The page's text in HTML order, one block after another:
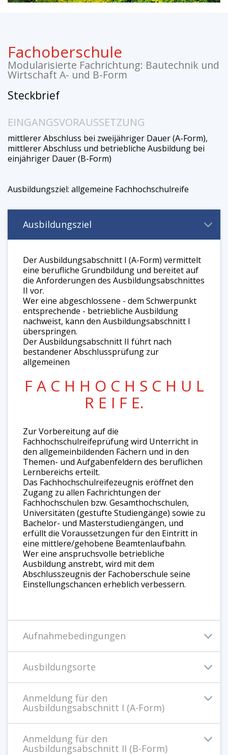
Fachoberschule
Modularisierte Fachrichtung: Bautechnik und
Wirtschaft A- und B-Form
Steckbrief
EINGANGSVORAUSSETZUNG
mittlerer Abschluss bei zweijähriger Dauer (A-Form),
mittlerer Abschluss und betriebliche Ausbildung bei
einjähriger Dauer (B-Form)
Ausbildungsziel: allgemeine Fachhochschulreife
Ausbildungsziel
Der Ausbildungsabschnitt I (A-Form) vermittelt
eine berufliche Grundbildung und bereitet auf
die Anforderungen des Ausbildungsabschnittes
II vor.
Wer eine abgeschlossene - dem Schwerpunkt
entsprechende - betriebliche Ausbildung
nachweist, kann den Ausbildungsabschnitt I
überspringen.
Der Ausbildungsabschnitt II führt nach
bestandener Abschlussprüfung zur
allgemeinen
F A C H H O C H S C H U L
R E I F E.
Zur Vorbereitung auf die
Fachhochschulreifeprüfung wird Unterricht in
den allgemeinbildenden Fächern und in den
Themen- und Aufgabenfeldern des beruflichen
Lernbereichs erteilt.
Das Fachhochschulreifezeugnis eröffnet den
Zugang zu allen Fachrichtungen der
Fachhochschulen bzw. Gesamthochschulen,
Universitäten (gestufte Studiengänge) sowie zu
Bachelor- und Masterstudiengängen, und
erfüllt die Voraussetzungen für den Eintritt in
eine mittlere/gehobene Beamtenlaufbahn.
Wer eine anspruchsvolle betriebliche
Ausbildung anstrebt, wird mit dem
Abschlusszeugnis der Fachoberschule seine
Einstellungschancen erheblich verbessern.
Aufnahmebedingungen
Ausbildungsorte
Anmeldung für den
Ausbildungsabschnitt I (A-Form)
Anmeldung für den
Ausbildungsabschnitt II (B-Form)